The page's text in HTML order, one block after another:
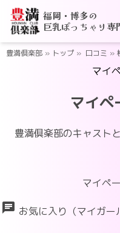
福岡・博多の
巨乳ぽっちゃり専
豊満倶楽部 » トップ » 口コミ »
マイ
マイペ
豊満倶楽部のキャスト
マイペ
chat お気に入り（マイガ